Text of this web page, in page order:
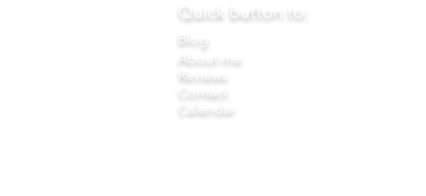
Quick button to:
Blog
About me
Reviews
Contact
Calendar